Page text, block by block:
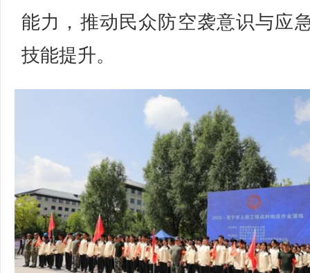
能力，推动民众防空袭意识与应
技能提升。